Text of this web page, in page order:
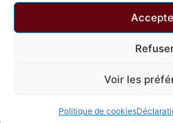
Voir les
Politique de cookies
© 2026 - Télévision Régionale des Moulins.